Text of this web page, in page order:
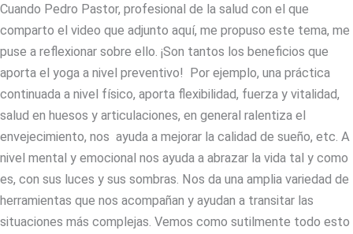
Cuando Pedro Pastor, profesional de la salud con el que
comparto el video que adjunto aquí, me propuso este tema, me
puse a reflexionar sobre ello. ¡Son tantos los beneficios que
aporta el yoga a nivel preventivo! Por ejemplo, una práctica
continuada a nivel físico, aporta flexibilidad, fuerza y vitalidad,
salud en huesos y articulaciones, en general ralentiza el
envejecimiento, nos ayuda a mejorar la calidad de sueño, etc. A
nivel mental y emocional nos ayuda a abrazar la vida tal y como
es, con sus luces y sus sombras. Nos da una amplia variedad de
herramientas que nos acompañan y ayudan a transitar las
situaciones más complejas. Vemos como sutilmente todo esto